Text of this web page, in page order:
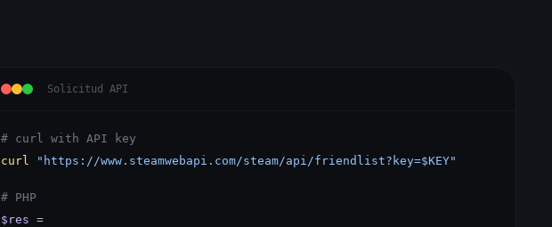
Solicitud API
# curl with API key
curl
"https://www.steamwebapi.com/steam/api/friendlist?key=$KEY"
# PHP
$res =